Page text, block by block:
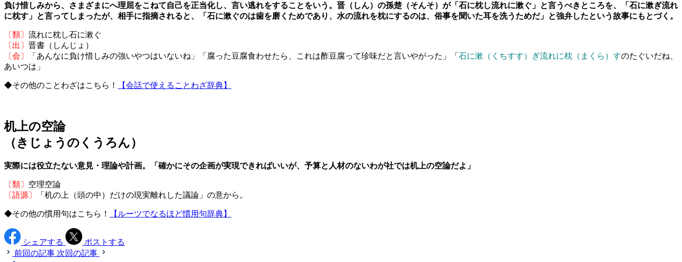
負け惜しみから、さまざまにへ理屈をこねて自己を正当化し、言い逃れをすることをいう。晋（しん）の孫楚（そんそ）が「石に枕し流れに漱ぐ」と言うべきところを、「石に漱ぎ流れ
に枕す」と言ってしまったが、相手に指摘されると、「石に漱ぐのは歯を磨くためであり、水の流れを枕にするのは、俗事を聞いた耳を洗うためだ」と強弁したという故事にもとづく。
〔類〕 流れに枕し石に漱ぐ
〔出〕 晋書（しんじょ）
〔会〕
「あんなに負け惜しみの強いやつはいないね」「腐った豆腐食わせたら、これは酢豆腐って珍味だと言いやがった」「 石に漱（くちすす）ぎ流れに枕（まくら）すのたぐいだね、
あいつは」
◆その他のことわざはこちら！ 【会話で使えることわざ辞典】
机上の空論
（きじょうのくうろん）
実際には役立たない意見・理論や計画。「確かにその企画が実現できればいいが、予算と人材のないわが社では机上の空論だよ」
〔類〕 空理空論
〔語源〕
「机の上（頭の中）だけの現実離れした議論」の意から。
◆その他の慣用句はこちら！ 【ルーツでなるほど慣用句辞典】
シェアする
ポストする
前回の記事 次回の記事